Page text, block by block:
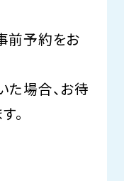
前予約をお
た場合、お待
。